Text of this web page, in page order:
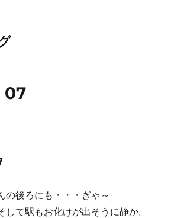
07
の後ろにも・・・ぎゃ～
して駅もお化けが出そうに静か。